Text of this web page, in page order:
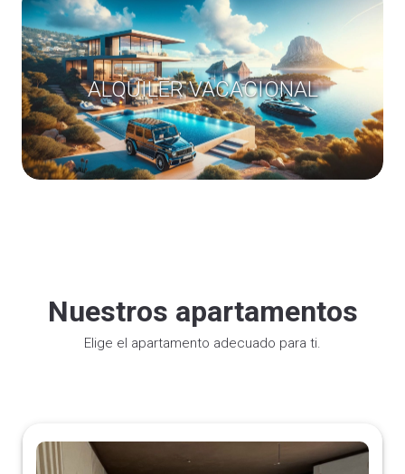
ALQUILER VACACIONAL
Nuestros apartamentos
Elige el apartamento adecuado para ti.